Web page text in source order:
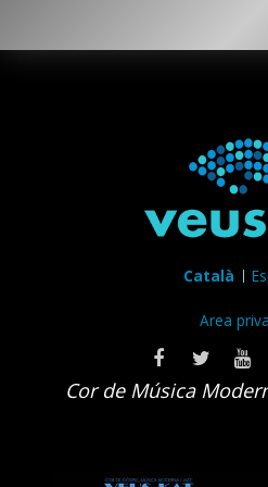
Català
Area
Cor de Música